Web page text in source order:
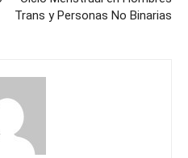
Trans y Personas No Binarias